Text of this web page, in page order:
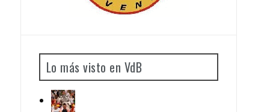
Lo más visto en VdB